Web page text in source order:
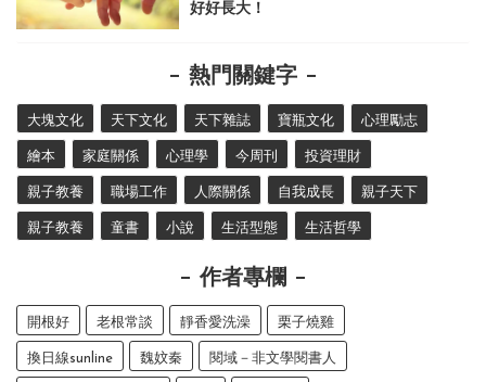
好好長大！
熱門關鍵字
大塊文化 天下文化 天下雜誌 寶瓶文化 心理勵志
繪本 家庭關係 心理學 今周刊 投資理財
親子教養 職場工作 人際關係 自我成長 親子天下
親子教養 童書 小說 生活型態 生活哲學
作者專欄
開根好 老根常談 靜香愛洗澡 栗子燒雞
換日線sunline 魏妏秦 閱域－非文學閱書人